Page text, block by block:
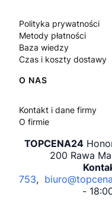
Polityka prywatności
Metody płatności
Baza wiedzy
Czas i koszty dostawy
O NAS
Kontakt i dane firmy
O firmie
TOPCENA24
200 Rawa
753,
-